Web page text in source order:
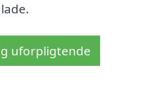
uforpligtende